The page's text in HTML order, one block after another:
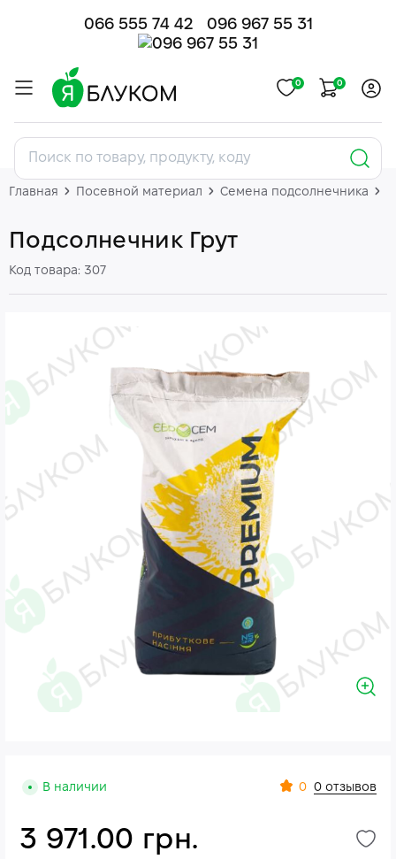
066 555 74 42 096 967 55 31
0 0
Главная Посевной материал Семена подсолнечника
Подсолнечник Грут
Код товара: 307
В наличии 0 0 отзывов
3 971.00 грн.